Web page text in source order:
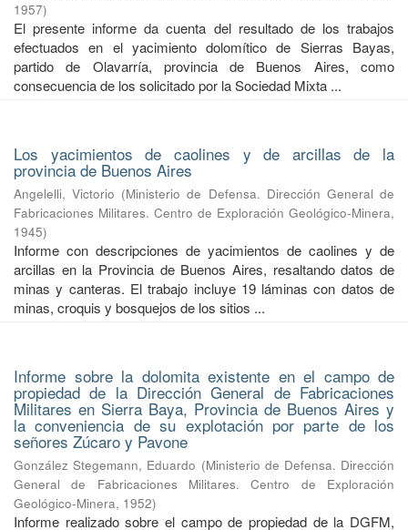
1957)
El presente informe da cuenta del resultado de los trabajos
efectuados en el yacimiento dolomítico de Sierras Bayas,
partido de Olavarría, provincia de Buenos Aires, como
consecuencia de los solicitado por la Sociedad Mixta ...
Los yacimientos de caolines y de arcillas de la
provincia de Buenos Aires
Angelelli, Victorio (Ministerio de Defensa. Dirección General de
Fabricaciones Militares. Centro de Exploración Geológico-Minera,
1945)
Informe con descripciones de yacimientos de caolines y de
arcillas en la Provincia de Buenos Aires, resaltando datos de
minas y canteras. El trabajo incluye 19 láminas con datos de
minas, croquis y bosquejos de los sitios ...
Informe sobre la dolomita existente en el campo de
propiedad de la Dirección General de Fabricaciones
Militares en Sierra Baya, Provincia de Buenos Aires y
la conveniencia de su explotación por parte de los
señores Zúcaro y Pavone
González Stegemann, Eduardo (Ministerio de Defensa. Dirección
General de Fabricaciones Militares. Centro de Exploración
Geológico-Minera, 1952)
Informe realizado sobre el campo de propiedad de la DGFM,